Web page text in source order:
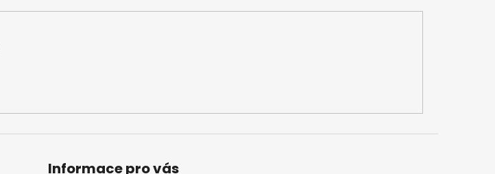
Informace pro vás